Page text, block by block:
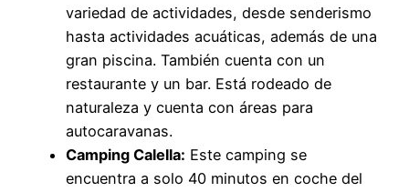
variedad de actividades, desde senderismo
hasta actividades acuáticas, además de una
gran piscina. También cuenta con un
restaurante y un bar. Está rodeado de
naturaleza y cuenta con áreas para
autocaravanas.
Camping Calella: Este camping se
encuentra a solo 40 minutos en coche del